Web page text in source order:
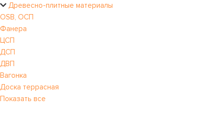
Древесно-плитные материалы
OSB, ОСП
Фанера
ЦСП
ДСП
ДВП
Вагонка
Доска террасная
Показать все